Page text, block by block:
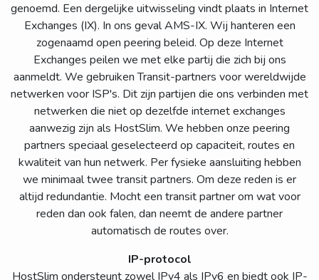
genoemd. Een dergelijke uitwisseling vindt plaats in Internet
Exchanges (IX). In ons geval AMS-IX. Wij hanteren een
zogenaamd open peering beleid. Op deze Internet
Exchanges peilen we met elke partij die zich bij ons
aanmeldt. We gebruiken Transit-partners voor wereldwijde
netwerken voor ISP's. Dit zijn partijen die ons verbinden met
netwerken die niet op dezelfde internet exchanges
aanwezig zijn als HostSlim. We hebben onze peering
partners speciaal geselecteerd op capaciteit, routes en
kwaliteit van hun netwerk. Per fysieke aansluiting hebben
we minimaal twee transit partners. Om deze reden is er
altijd redundantie. Mocht een transit partner om wat voor
reden dan ook falen, dan neemt de andere partner
automatisch de routes over.
IP-protocol
HostSlim ondersteunt zowel IPv4 als IPv6 en biedt ook IP-